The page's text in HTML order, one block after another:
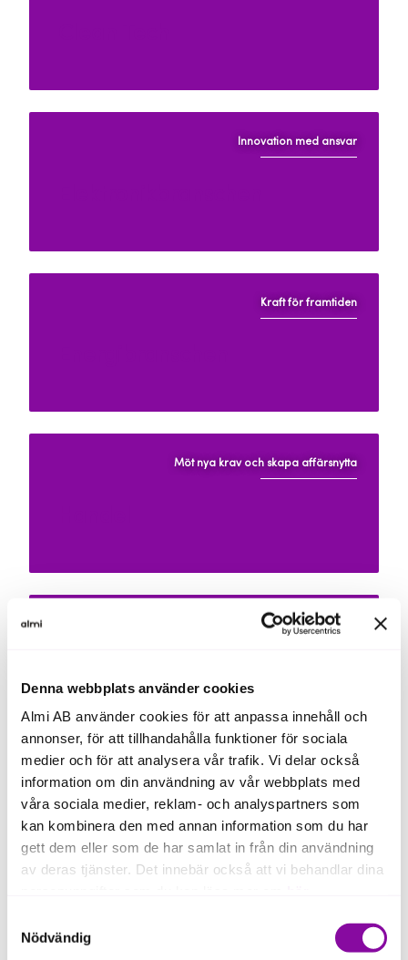
Denna webbplats använder cookies
Almi AB använder cookies för att anpassa innehåll och
annonser, för att tillhandahålla funktioner för sociala
medier och för att analysera vår trafik. Vi delar också
information om din användning av vår webbplats med
våra sociala medier, reklam- och analyspartners som
kan kombinera den med annan information som du har
gett dem eller som de har samlat in från din användning
av deras tjänster. Det innebär också att vi behandlar dina
Om du klickar på avvisa kommer användning av kakor
eller delning av information enligt ovan, inte att ske,
Nödvändig
Innovation med ansvar
Kraft för framtiden
Möt nya krav och skapa affärsnytta
Påverka medvetet
Kommunikations och
marknadsföring
För kundens och planetens välmående
Kroppsvård